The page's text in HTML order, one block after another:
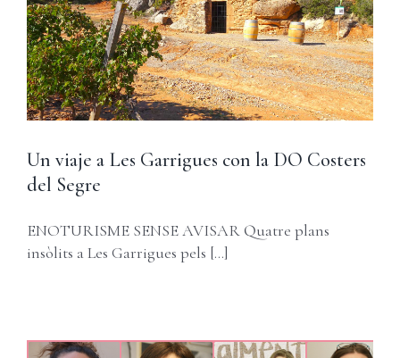
Un viaje a Les Garrigues con la DO Costers
del Segre
ENOTURISME SENSE AVISAR Quatre plans
insòlits a Les Garrigues pels [...]